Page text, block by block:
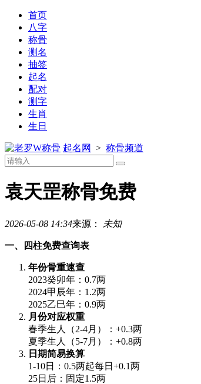
首页
八字
称骨
测名
抽签
起名
配对
测字
生肖
生日
称骨 起名网 > 称骨频道
袁天罡称骨免费
2026-05-08 14:34来源： 未知
一、四柱免费查询表
年份骨重速查
2023癸卯年：0.7两
2024甲辰年：1.2两
2025乙巳年：0.9两
月份对应权重
春季生人（2-4月）：+0.3两
夏季生人（5-7月）：+0.8两
日期简易换算
1-10日：0.5两起每日+0.1两
25日后：固定1.5两